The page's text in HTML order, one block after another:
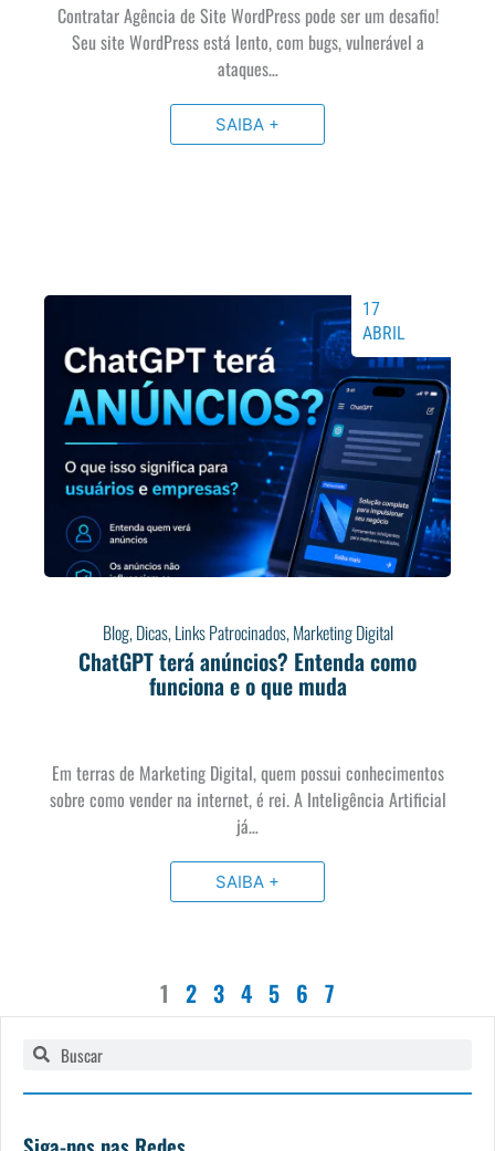
Contratar Agência de Site WordPress pode ser um desafio!
Seu site WordPress está lento, com bugs, vulnerável a
ataques…
SAIBA +
Blog,Dicas,Links Patrocinados,Marketing Digital
ChatGPT terá anúncios? Entenda como
funciona e o que muda
17
ABRIL
Em terras de Marketing Digital, quem possui conhecimentos
sobre como vender na internet, é rei. A Inteligência Artificial
já…
SAIBA +
1 2 3 4 5 6 7
Pesquisar
Pesquisar